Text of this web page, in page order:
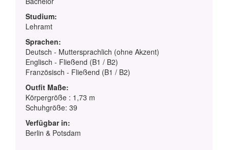
Studium:
Lehramt
Sprachen:
Deutsch - Muttersprachlich (ohne Akzent)
Englisch - Fließend (B1 / B2)
Französisch - Fließend (B1 / B2)
Outfit Maße:
Körpergröße : 1,73 m
Schuhgröße: 39
Verfügbar in:
Berlin & Potsdam